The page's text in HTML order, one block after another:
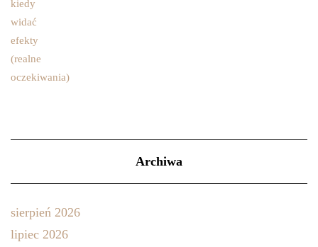
Archiwa
sierpień 2026
lipiec 2026